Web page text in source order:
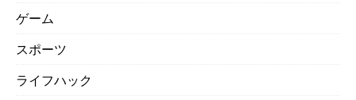
ゲーム
スポーツ
ライフハック